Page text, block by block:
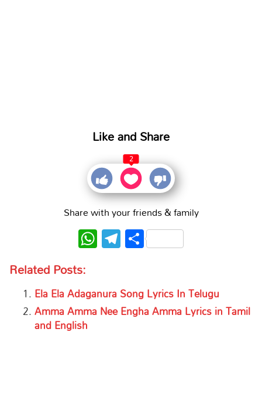
Like and Share
2
Share with your friends & family
WhatsApp
Telegram
Share
Related Posts:
Ela Ela Adaganura Song Lyrics In Telugu
Amma Amma Nee Engha Amma Lyrics in Tamil
and English